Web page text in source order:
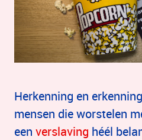
Herkenning en
mensen die worstelen
een verslaving héél